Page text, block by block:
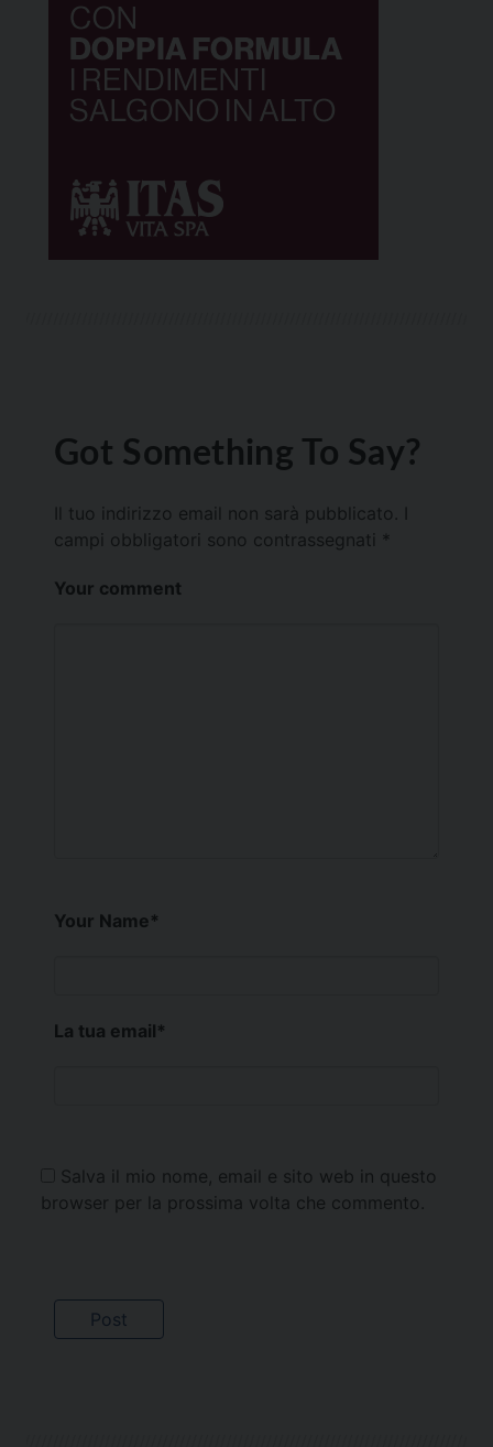
Got Something To Say?
Il tuo indirizzo email non sarà pubblicato.
campi obbligatori sono contrassegnati *
Your comment
Your Name*
La tua email*
Salva il mio nome, email e sito web in questo
browser per la prossima volta che commento.